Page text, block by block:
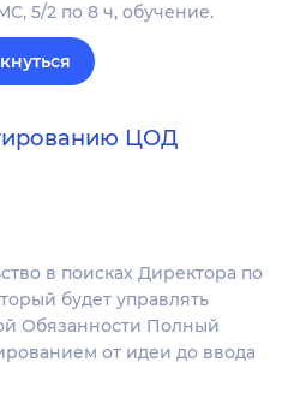
5/2 по 8 ч, обучение.
ЦОД
в поисках Директора по
будет управлять
Обязанности Полный
от идеи до ввода